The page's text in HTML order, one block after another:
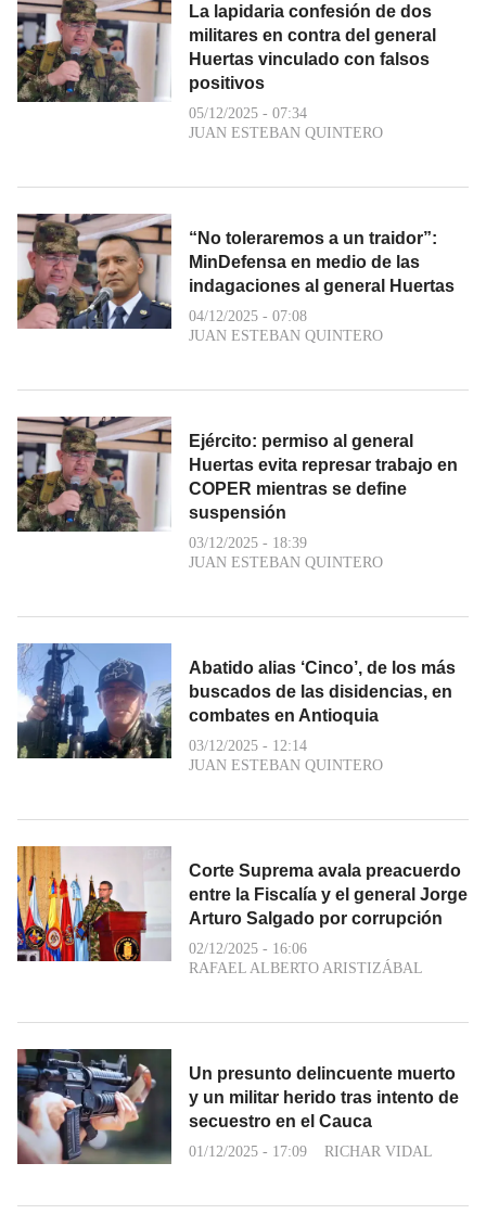
La lapidaria confesión de dos
militares en contra del general
Huertas vinculado con falsos
positivos
05/12/2025 - 07:34
JUAN ESTEBAN QUINTERO
“No toleraremos a un traidor”:
MinDefensa en medio de las
indagaciones al general Huertas
04/12/2025 - 07:08
JUAN ESTEBAN QUINTERO
Ejército: permiso al general
Huertas evita represar trabajo en
COPER mientras se define
suspensión
03/12/2025 - 18:39
JUAN ESTEBAN QUINTERO
Abatido alias ‘Cinco’, de los más
buscados de las disidencias, en
combates en Antioquia
03/12/2025 - 12:14
JUAN ESTEBAN QUINTERO
Corte Suprema avala preacuerdo
entre la Fiscalía y el general Jorge
Arturo Salgado por corrupción
02/12/2025 - 16:06
RAFAEL ALBERTO ARISTIZÁBAL
Un presunto delincuente muerto
y un militar herido tras intento de
secuestro en el Cauca
01/12/2025 - 17:09 RICHAR VIDAL